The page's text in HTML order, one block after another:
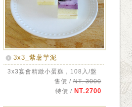
3x3_紫薯芋泥
3x3宴會精緻小蛋糕，108入/盤
售價 /NT. 3000
特價 / NT.2700